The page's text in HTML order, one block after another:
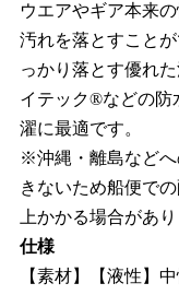
ウエアやギア本来
汚れを落とすこと
っかり落とす優れ
イテック®などの防
濯に最適です。
※沖縄・離島など
きないため船便で
上かかる場合があ
仕様
【素材】【液性】